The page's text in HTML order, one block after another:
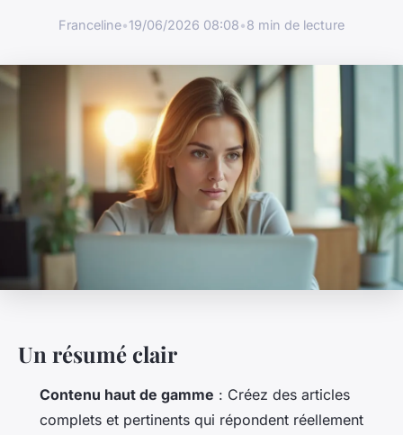
Franceline•19/06/2026 08:08•8 min de lecture
Un résumé clair
Contenu haut de gamme : Créez des articles
complets et pertinents qui répondent réellement